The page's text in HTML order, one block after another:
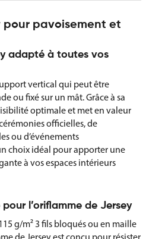
pour pavoisement et
adapté à toutes vos
vertical qui peut être
ou fixé sur un mât. Grâce à sa
optimale et met en valeur
officielles, de
ou d’événements
choix idéal pour apporter une
à vos espaces intérieurs
l’oriflamme de Jersey
g/m² 3 fils bloqués ou en maille